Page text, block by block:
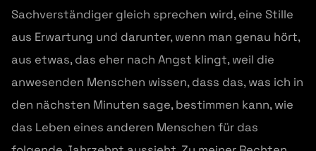
Sachverständiger gleich sprechen wird, eine Stille
aus Erwartung und darunter, wenn man genau hört,
aus etwas, das eher nach Angst klingt, weil die
anwesenden Menschen wissen, dass das, was ich in
den nächsten Minuten sage, bestimmen kann, wie
das Leben eines anderen Menschen für das